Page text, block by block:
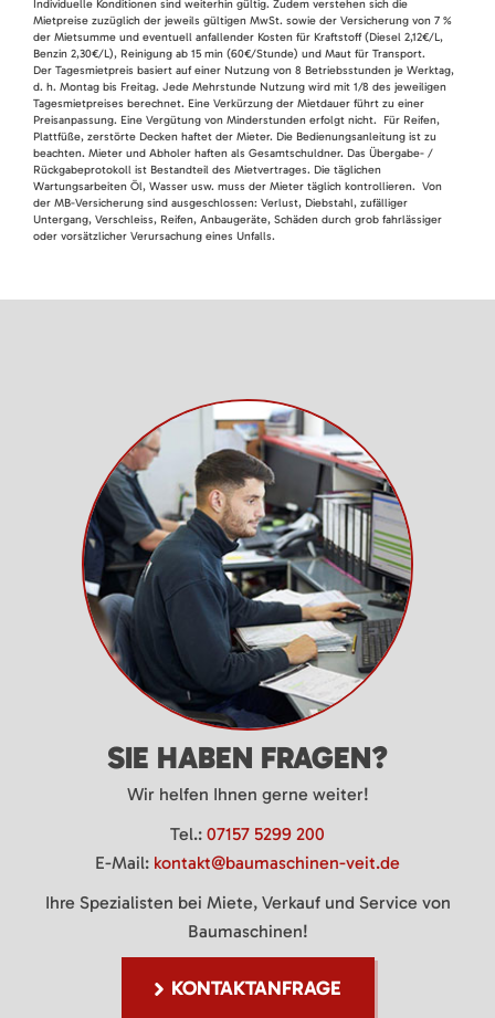
Individuelle Konditionen sind weiterhin gültig. Zudem verstehen sich die
Mietpreise zuzüglich der jeweils gültigen MwSt. sowie der Versicherung von 7 %
der Mietsumme und eventuell anfallender Kosten für Kraftstoff (Diesel 2,12€/L,
Benzin 2,30€/L), Reinigung ab 15 min (60€/Stunde) und Maut für Transport.
Der Tagesmietpreis basiert auf einer Nutzung von 8 Betriebsstunden je Werktag,
d. h. Montag bis Freitag. Jede Mehrstunde Nutzung wird mit 1/8 des jeweiligen
Tagesmietpreises berechnet. Eine Verkürzung der Mietdauer führt zu einer
Preisanpassung. Eine Vergütung von Minderstunden erfolgt nicht. Für Reifen,
Plattfüße, zerstörte Decken haftet der Mieter. Die Bedienungsanleitung ist zu
beachten. Mieter und Abholer haften als Gesamtschuldner. Das Übergabe- /
Rückgabeprotokoll ist Bestandteil des Mietvertrages. Die täglichen
Wartungsarbeiten Öl, Wasser usw. muss der Mieter täglich kontrollieren. Von
der MB-Versicherung sind ausgeschlossen: Verlust, Diebstahl, zufälliger
Untergang, Verschleiss, Reifen, Anbaugeräte, Schäden durch grob fahrlässiger
oder vorsätzlicher Verursachung eines Unfalls.
SIE HABEN FRAGEN?
Wir helfen Ihnen gerne weiter!
Tel.: 07157 5299 200
E-Mail: kontakt@baumaschinen-veit.de
Ihre Spezialisten bei Miete, Verkauf und Service von
Baumaschinen!
KONTAKTANFRAGE